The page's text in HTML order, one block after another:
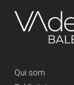
Qui som